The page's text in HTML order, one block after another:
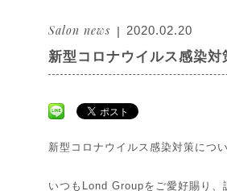
Salon news 2020.02.20
新型コロナウイルス感染対
新型コロナウイルス感染対策につ
いつもLond Groupをご愛好賜り、